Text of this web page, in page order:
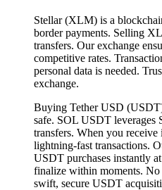
Stellar (XLM) is a
border payments. Selling
transfers. Our exchange
competitive rates.
personal data is needed.
exchange.
Buying Tether USD
safe. SOL USDT leverages
transfers. When you
lightning-fast transactions.
USDT purchases instantly
finalize within moments.
swift, secure USDT